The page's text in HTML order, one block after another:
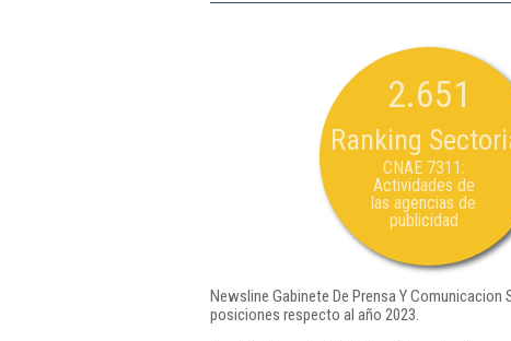
2.651
Ranking
CNAE 7311:
Actividades de
las agencias de
publicidad
Newsline Gabinete De Prensa Y
posiciones respecto al año 2023.